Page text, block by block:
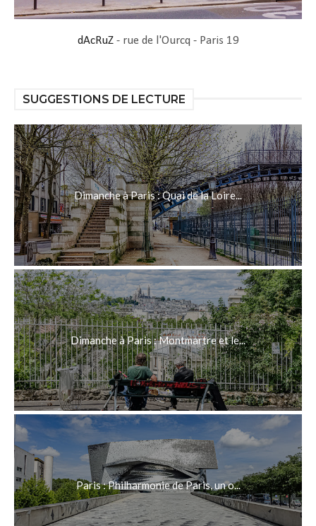
dAcRuZ- rue de l'Ourcq - Paris 19
SUGGESTIONS DE LECTURE
Dimanche à Paris : Quai de la Loire...
Dimanche à Paris : Montmartre et le...
Paris : Philharmonie de Paris, un o...